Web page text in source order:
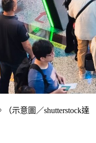
示意圖／shutterstock達